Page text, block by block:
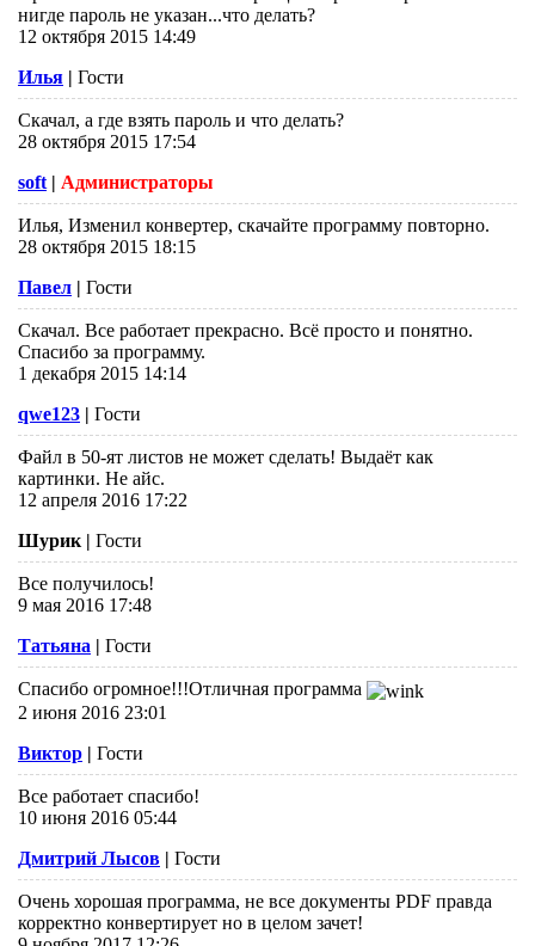
нигде пароль не указан...что делать?
12 октября 2015 14:49
Илья | Гости
Скачал, а где взять пароль и что делать?
28 октября 2015 17:54
soft | Администраторы
Илья, Изменил конвертер, скачайте программу повторно.
28 октября 2015 18:15
Павел | Гости
Скачал. Все работает прекрасно. Всё просто и понятно.
Спасибо за программу.
1 декабря 2015 14:14
qwe123 | Гости
Файл в 50-ят листов не может сделать! Выдаёт как
картинки. Не айс.
12 апреля 2016 17:22
Шурик | Гости
Все получилось!
9 мая 2016 17:48
Татьяна | Гости
Спасибо огромное!!!Отличная программа
2 июня 2016 23:01
Виктор | Гости
Все работает спасибо!
10 июня 2016 05:44
Дмитрий Лысов | Гости
Очень хорошая программа, не все документы PDF правда
корректно конвертирует но в целом зачет!